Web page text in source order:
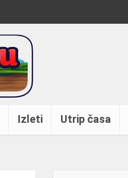
Izleti Utrip časa